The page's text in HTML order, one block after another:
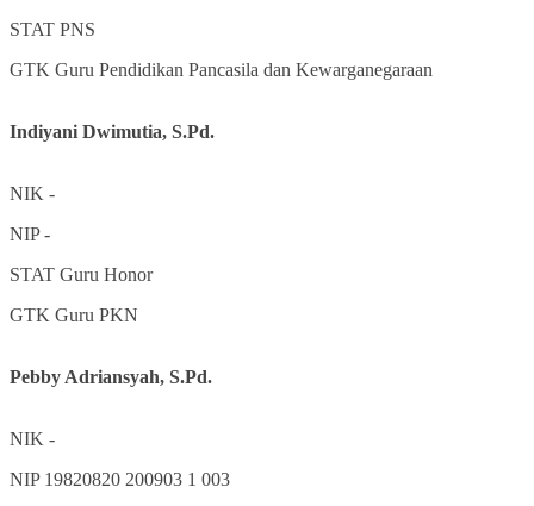
STAT PNS
GTK Guru Pendidikan Pancasila dan Kewarganegaraan
Indiyani Dwimutia, S.Pd.
NIK -
NIP-
STAT Guru Honor
GTK Guru PKN
Pebby Adriansyah, S.Pd.
NIK -
NIP 19820820 200903 1 003